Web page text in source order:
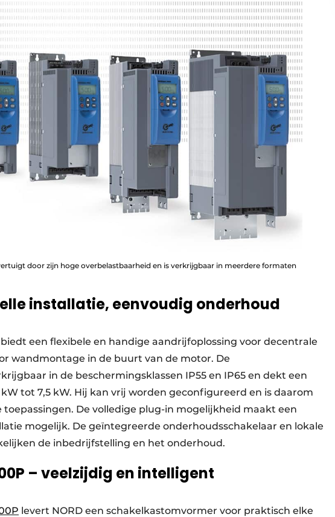
door zijn hoge overbelastbaarheid en is verkrijgbaar in meerdere formaten
installatie, eenvoudig onderhoud
biedt een flexibele en handige aandrijfoplossing voor decentrale
wandmontage in de buurt van de motor. De
in de beschermingsklassen IP55 en IP65 en dekt een
tot 7,5 kW. Hij kan vrij worden geconfigureerd en is daarom
De volledige plug-in mogelijkheid maakt een
mogelijk. De geïntegreerde onderhoudsschakelaar en lokale
de inbedrijfstelling en het onderhoud.
– veelzijdig en intelligent
levert NORD een schakelkastomvormer voor praktisch elke